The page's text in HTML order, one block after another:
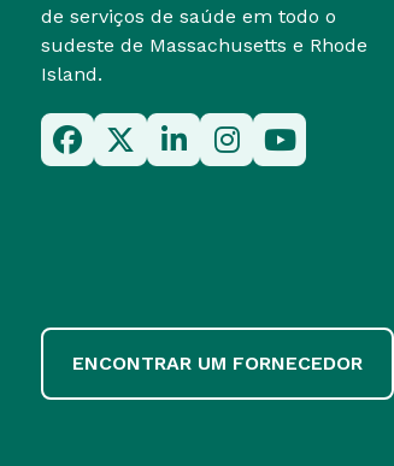
de serviços de saúde em todo o
sudeste de Massachusetts e Rhode
Island.
ENCONTRAR UM FORNECEDOR